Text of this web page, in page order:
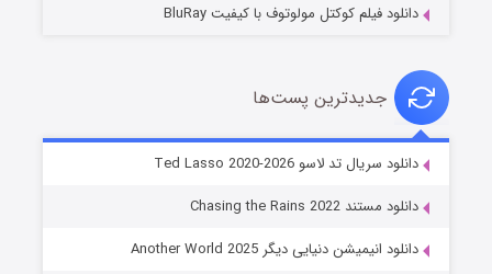
خاندان اژدها فصل ۳
دانلود فیلم کوکتل مولوتوف با کیفیت BluRay
جدیدترین پست‌ها
دانلود سریال تد لاسو Ted Lasso 2020-2026
دانلود مستند Chasing the Rains 2022
دانلود انیمیشن دنیایی دیگر Another World 2025